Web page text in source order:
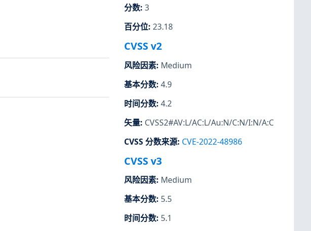
分数: 3
百分位: 23.18
CVSS v2
风险因素: Medium
基本分数: 4.9
时间分数: 4.2
矢量: CVSS2#AV:L/AC:L/Au:N/C:N/I:N/A:C
CVSS 分数来源: CVE-2022-48986
CVSS v3
风险因素: Medium
基本分数: 5.5
时间分数: 5.1